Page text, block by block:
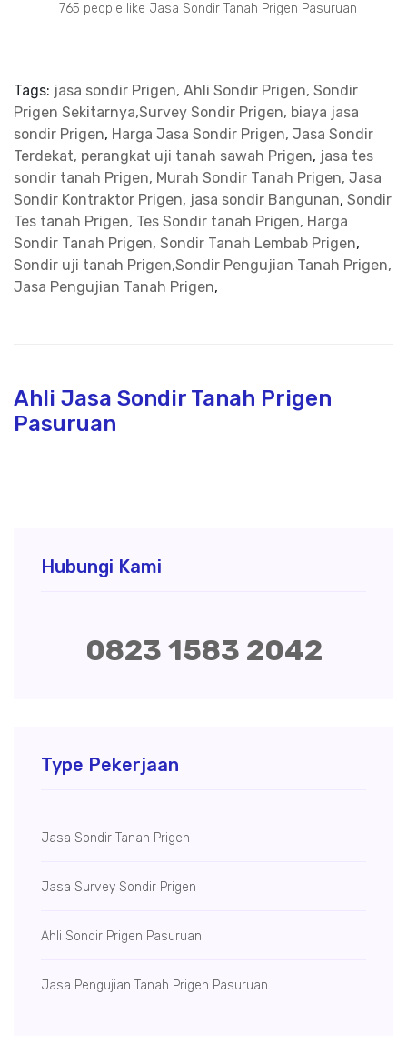
765 people like Jasa Sondir Tanah Prigen Pasuruan
Tags: jasa sondir Prigen, Ahli Sondir Prigen, Sondir
Prigen Sekitarnya,Survey Sondir Prigen, biaya jasa
sondir Prigen, Harga Jasa Sondir Prigen, Jasa Sondir
Terdekat, perangkat uji tanah sawah Prigen, jasa tes
sondir tanah Prigen, Murah Sondir Tanah Prigen, Jasa
Sondir Kontraktor Prigen, jasa sondir Bangunan, Sondir
Tes tanah Prigen, Tes Sondir tanah Prigen, Harga
Sondir Tanah Prigen, Sondir Tanah Lembab Prigen,
Sondir uji tanah Prigen,Sondir Pengujian Tanah Prigen,
Jasa Pengujian Tanah Prigen,
Ahli Jasa Sondir Tanah Prigen
Pasuruan
Hubungi Kami
0823 1583 2042
Type Pekerjaan
Jasa Sondir Tanah Prigen
Jasa Survey Sondir Prigen
Ahli Sondir Prigen Pasuruan
Jasa Pengujian Tanah Prigen Pasuruan